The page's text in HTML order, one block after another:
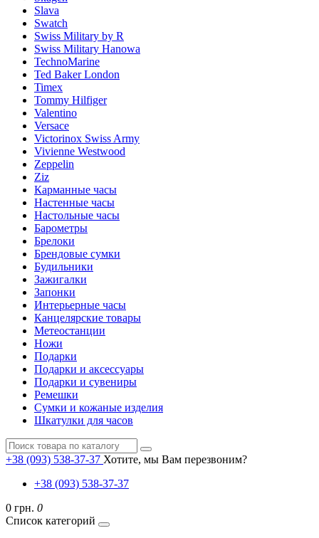
Slava
Swatch
Swiss Military by R
Swiss Military Hanowa
TechnoMarine
Ted Baker London
Timex
Tommy Hilfiger
Valentino
Versace
Victorinox Swiss Army
Vivienne Westwood
Zeppelin
Ziz
Карманные часы
Настенные часы
Настольные часы
Барометры
Брелоки
Брендовые сумки
Будильники
Зажигалки
Запонки
Интерьерные часы
Канцелярские товары
Метеостанции
Ножи
Подарки
Подарки и аксессуары
Подарки и сувениры
Ремешки
Сумки и кожаные изделия
Шкатулки для часов
+38 (093) 538-37-37 Хотите, мы Вам перезвоним?
+38 (093) 538-37-37
0 грн. 0
Список категорий